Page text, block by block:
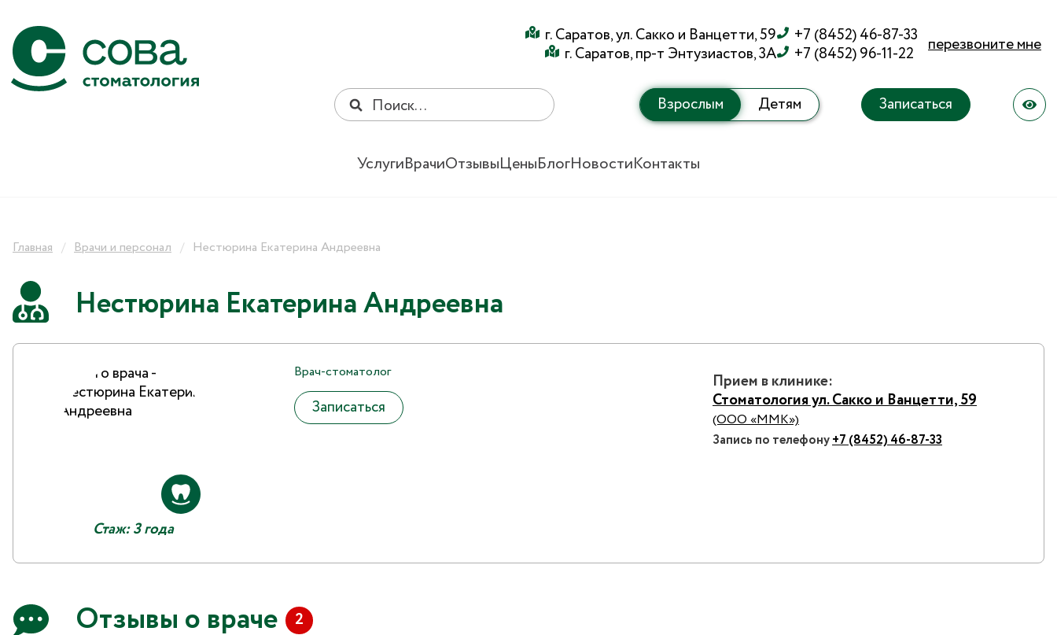
г. Саратов, ул. Сакко и Ванцетти, 59
г. Саратов, пр-т Энтузиастов, 3А
+7 (8452) 46-87-33
+7 (8452) 96-11-22
перезвоните мне
Взрослым Детям Записаться
УслугиВрачиОтзывыЦеныБлогНовостиКонтакты
Главная Врачи и персонал Нестюрина Екатерина Андреевна
Нестюрина Екатерина Андреевна
Стаж: 3 года
Врач-стоматолог
Записаться
Прием в клинике:
Стоматология ул. Сакко и Ванцетти, 59
(ООО «ММК»)
Запись по телефону+7 (8452) 46-87-33
Отзывы о враче 2